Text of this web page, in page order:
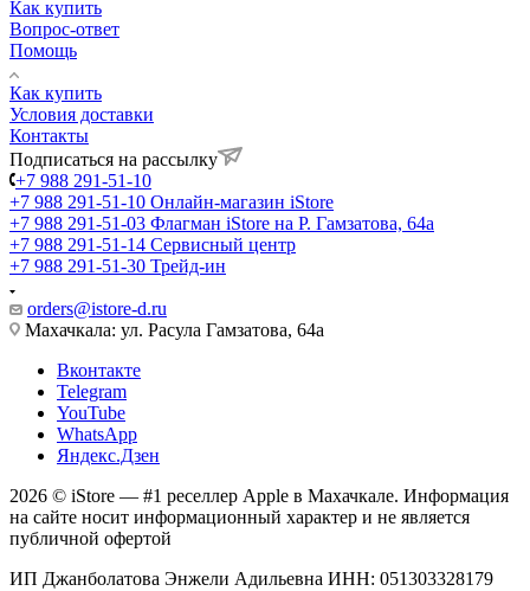
Как купить
Вопрос-ответ
Помощь
Как купить
Условия доставки
Контакты
Подписаться на рассылку
+7 988 291-51-10
+7 988 291-51-10 Онлайн-магазин iStore
+7 988 291-51-03 Флагман iStore на Р. Гамзатова, 64а
+7 988 291-51-14 Сервисный центр
+7 988 291-51-30 Трейд-ин
orders@istore-d.ru
Махачкала: ул. Расула Гамзатова, 64а
Вконтакте
Telegram
YouTube
WhatsApp
Яндекс.Дзен
2026 © iStore — #1 реселлер Apple в Махачкале. Информация
на сайте носит информационный характер и не является
публичной офертой
ИП Джанболатова Энжели Адильевна ИНН: 051303328179